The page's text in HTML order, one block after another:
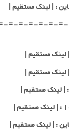
=-=-=-=-=-